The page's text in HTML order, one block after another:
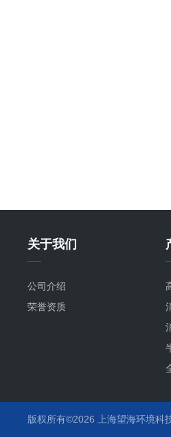
关于我们
公司介绍
荣誉资质
版权所有©2026 上海望海环境